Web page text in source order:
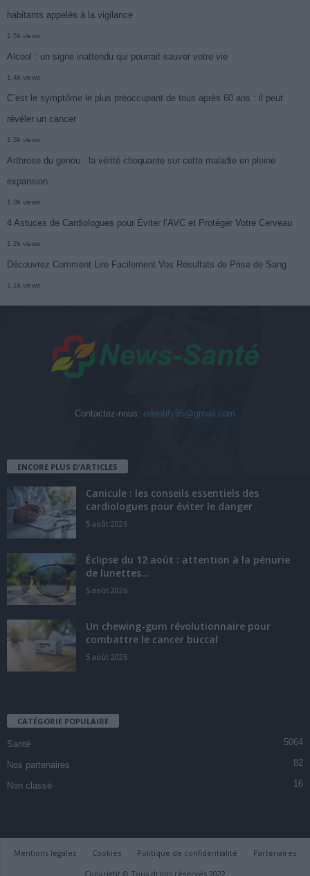
habitants appelés à la vigilance
1.5k views
Alcool : un signe inattendu qui pourrait sauver votre vie
1.4k views
C’est le symptôme le plus préoccupant de tous après 60 ans : il peut
révéler un cancer
1.3k views
Arthrose du genou : la vérité choquante sur cette maladie en pleine
expansion
1.3k views
4 Astuces de Cardiologues pour Éviter l’AVC et Protéger Votre Cerveau
1.2k views
Découvrez Comment Lire Facilement Vos Résultats de Prise de Sang
1.1k views
Contactez-nous: edentify95@gmail.com
ENCORE PLUS D'ARTICLES
Canicule : les conseils essentiels des
cardiologues pour éviter le danger
5 août 2026
Éclipse du 12 août : attention à la pénurie
de lunettes...
5 août 2026
Un chewing-gum révolutionnaire pour
combattre le cancer buccal
5 août 2026
CATÉGORIE POPULAIRE
Santé 5064
Nos partenaires 82
Non classé 16
Mentions légales Cookies Politique de confidentialité
Partenaires
Copyright © Tous droits réservés 2022